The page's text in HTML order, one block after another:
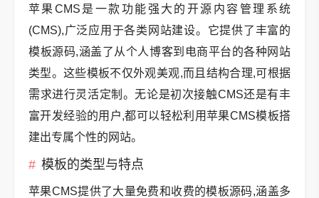
苹果CMS是一款功能强大的开源内容管理系统
(CMS),广泛应用于各类网站建设。它提供了丰富的
模板源码,涵盖了从个人博客到电商平台的各种网站
类型。这些模板不仅外观美观,而且结构合理,可根据
需求进行灵活定制。无论是初次接触CMS还是有丰
富开发经验的用户,都可以轻松利用苹果CMS模板搭
建出专属个性的网站。
模板的类型与特点
苹果CMS提供了大量免费和收费的模板源码,涵盖多